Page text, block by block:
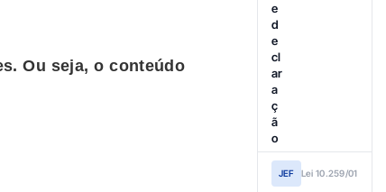
Ou seja, o conteúdo
e
d
e
cl
ar
a
ç
ã
o
JEF Lei 10.259/01